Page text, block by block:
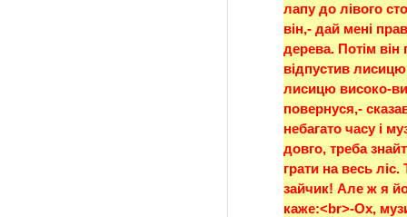
лапу до лівого
він,- дай мені
дерева. Потім він
відпустив
лисицю високо-
повернуся,-
небагато часу і
довго, треба
грати на весь
зайчик! Але ж я
каже:<br>-Ох,